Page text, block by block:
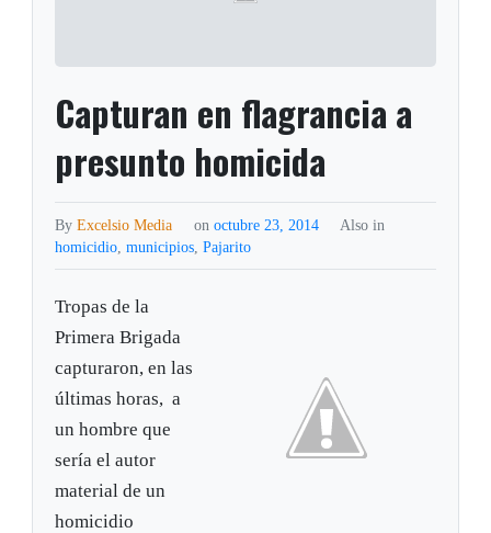
Capturan en flagrancia a
presunto homicida
ByExcelsio Media on octubre 23, 2014
Also in
homicidio,municipios,Pajarito
Tropas de la
Primera Brigada
capturaron, en las
últimas horas, a
un hombre que
sería el autor
material de un
homicidio